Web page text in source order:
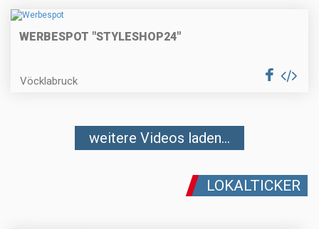
WERBESPOT "STYLESHOP24"
Vöcklabruck
weitere Videos laden...
LOKALTICKER